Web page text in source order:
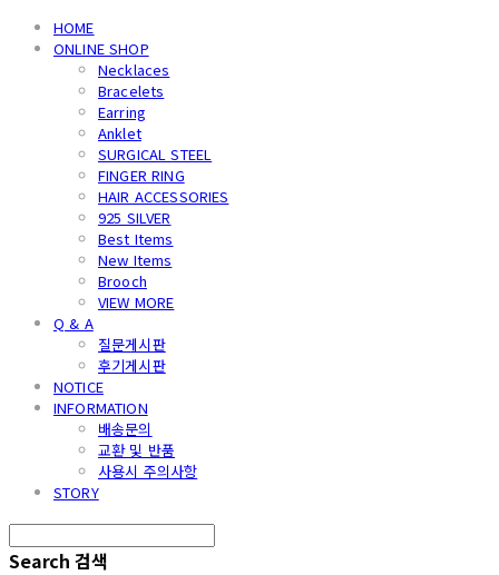
HOME
ONLINE SHOP
Necklaces
Bracelets
Earring
Anklet
SURGICAL STEEL
FINGER RING
HAIR ACCESSORIES
925 SILVER
Best Items
New Items
Brooch
VIEW MORE
Q & A
질문게시판
후기게시판
NOTICE
INFORMATION
배송문의
교환 및 반품
사용시 주의사항
STORY
Search 검색